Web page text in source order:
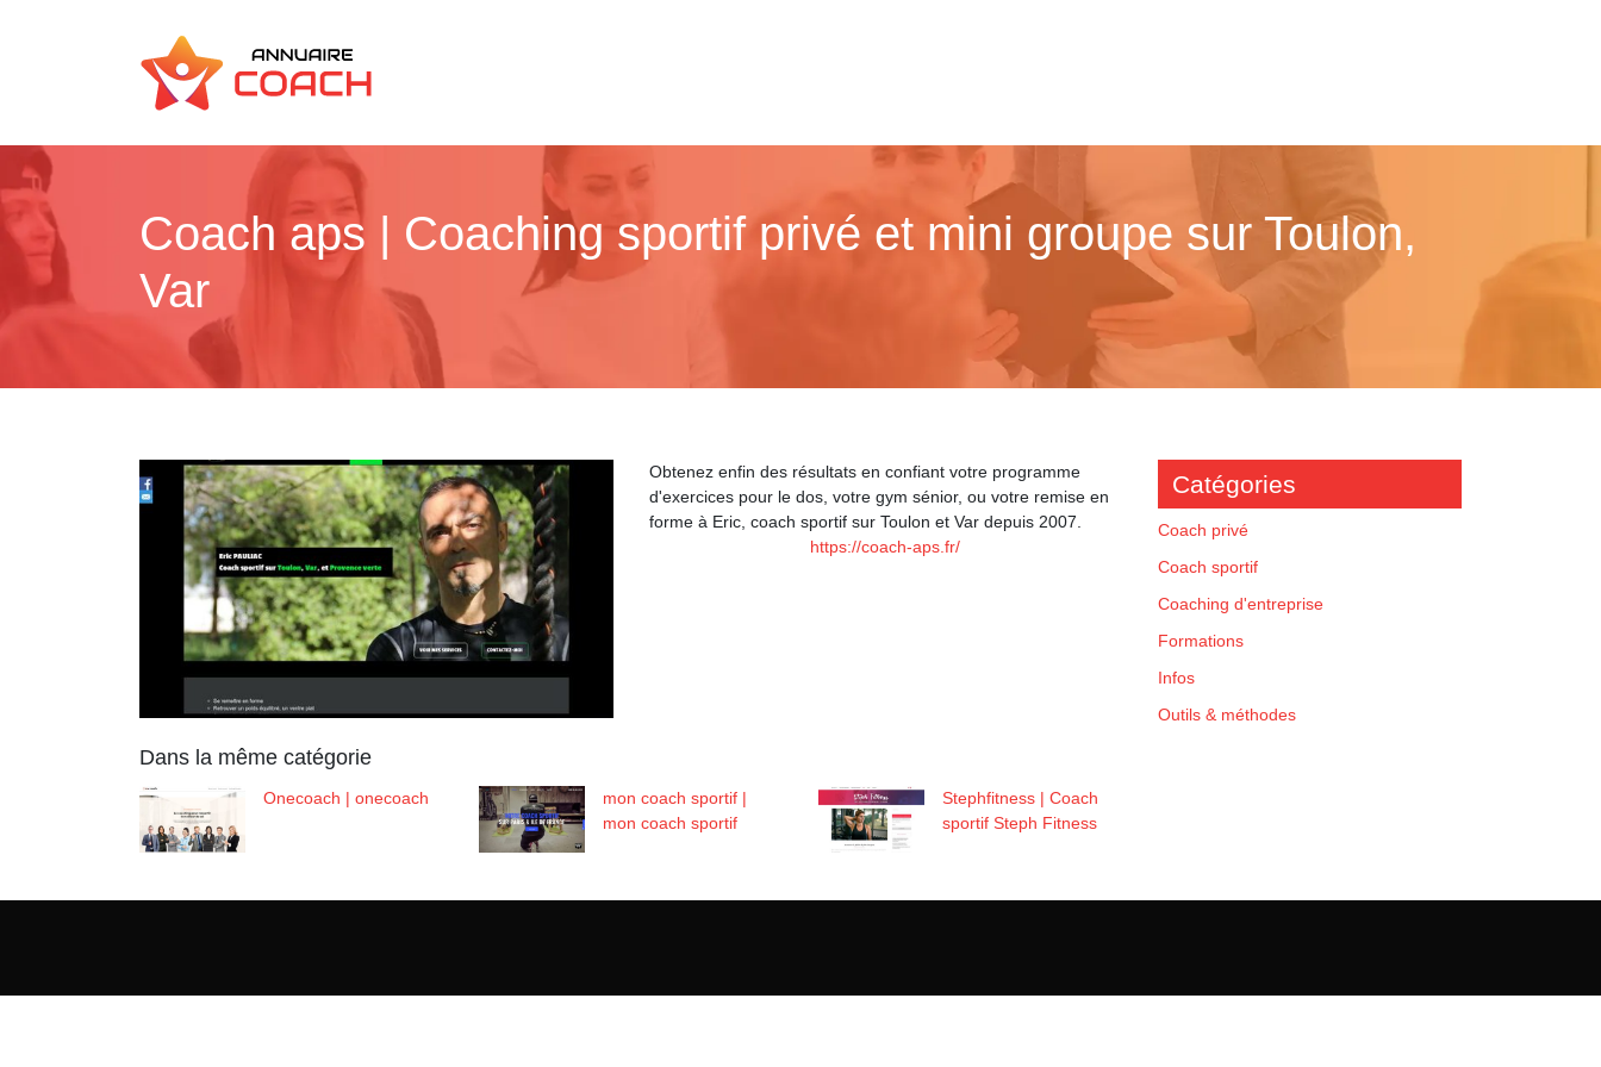
Coach aps | Coaching sportif privé et mini groupe sur Toulon,
Var
Obtenez enfin des résultats en confiant votre programme
d'exercices pour le dos, votre gym sénior, ou votre remise en
forme à Eric, coach sportif sur Toulon et Var depuis 2007.
https://coach-aps.fr/
Dans la même catégorie
Onecoach | onecoach
mon coach sportif |
mon coach sportif
Stephfit­ness | Coach
sportif Steph Fitness
Catégories
Coach privé
Coach sportif
Coaching d'entreprise
Formations
Infos
Outils & méthodes